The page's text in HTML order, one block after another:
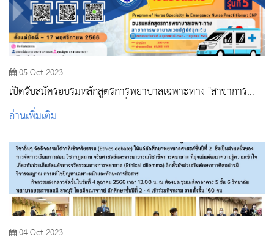
05 Oct 2023
เปิดรับสมัครอบรมหลักสูตรการพยาบาลเฉพาะทาง "สาขาการ
พยาบาลเวชปฏิบัติฉุกเฉิน รุ่นที่ 5"
อ่านเพิ่มเติม
04 Oct 2023